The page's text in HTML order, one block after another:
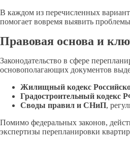
В каждом из перечисленных
помогает вовремя выявить
Правовая основа и
Законодательство в сфере
основополагающих документов
Жилищный кодекс
Градостроительный кодекс
Своды правил и СНиП,
Помимо федеральных законов,
экспертизы перепланировки